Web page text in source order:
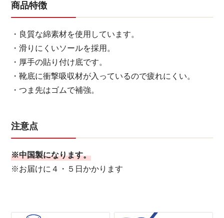
商品特徴
・良質な綿素材を使用しています。
・滑りにくいソールを採用。
・厚手の貼り付け底です。
・靴底に衝撃吸収材が入っているので疲れにくい。
・つま先はゴムで補強。
注意点
※中国製になります。
※お届けに４・５日かかります